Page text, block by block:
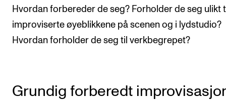
INFO
Finn ansatte
Hvordan forbereder de seg? Forholder de seg ulikt
improviserte øyeblikkene på scenen og i lydstudio?
Hvordan forholder de seg til verkbegrepet?
Grundig forberedt